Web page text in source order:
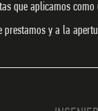
que aplicamos
y a la